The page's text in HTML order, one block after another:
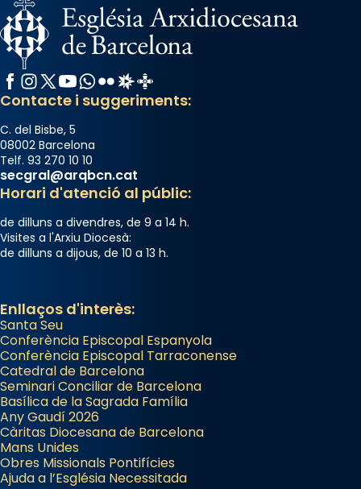
Facebook
Instagram
X / Twitter
YouTube
WhatsApp
FlickrRadio Estel
Catalunya Cristiana
Contacte i suggeriments:
C. del Bisbe, 5
08002 Barcelona
Telf. 93 270 10 10
secgral@arqbcn.cat
Horari d'atenció al públic:
de dilluns a divendres, de 9 a 14 h.
Visites a l'Arxiu Diocesà:
de dilluns a dijous, de 10 a 13 h.
Enllaços d'interès:
Santa Seu
Conferència Episcopal Espanyola
Conferència Episcopal Tarraconense
Catedral de Barcelona
Seminari Conciliar de Barcelona
Basílica de la Sagrada Família
Any Gaudí 2026
Càritas Diocesana de Barcelona
Mans Unides
Obres Missionals Pontifícies
Ajuda a l’Església Necessitada